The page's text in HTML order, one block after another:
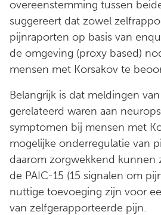
overeenstemming tussen
suggereert dat zowel
pijnraporten op basis van
de omgeving (proxy based)
mensen met Korsakov te
Belangrijk is dat meldingen
gerelateerd waren aan
symptomen bij mensen met
mogelijke onderregulatie van
daarom zorgwekkend kunnen
de PAIC-15 (15 signalen om
nuttige toevoeging zijn voor
van zelfgerapporteerde pijn.